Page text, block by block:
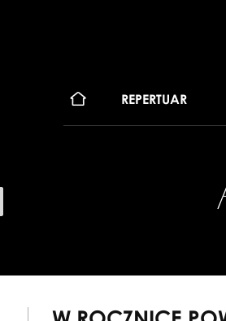
REPERTUAR